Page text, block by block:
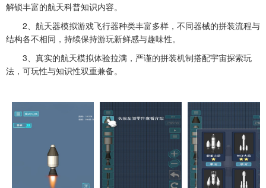
解锁丰富的航天科普知识内容。
2、 航天器模拟游戏飞行器种类丰富多样，不同器械的拼装流程与
结构各不相同，持续保持游玩新鲜感与趣味性。
3、真实的航天模拟体验拉满，严谨的拼装机制搭配宇宙探索玩
法，可玩性与知识性双重兼备。